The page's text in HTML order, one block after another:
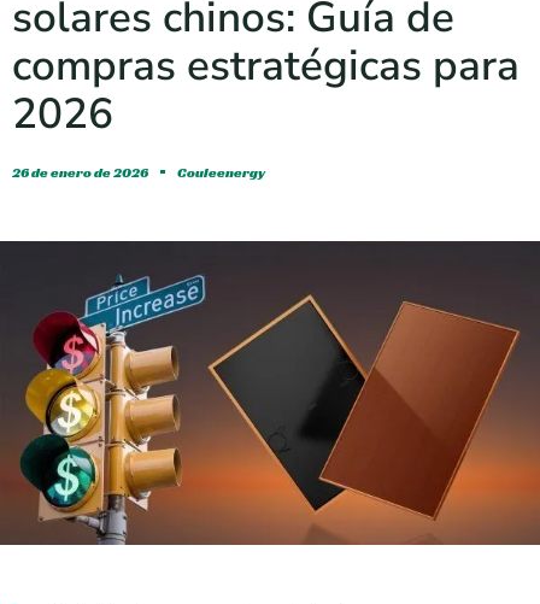
solares chinos: Guía de
compras estratégicas para
2026
26 de enero de 2026 Couleenergy